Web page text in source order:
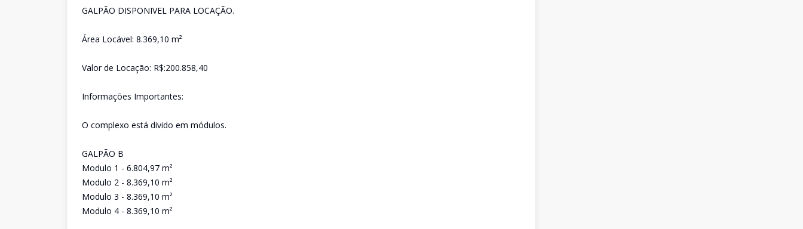
GALPÃO DISPONIVEL PARA LOCAÇÃO.
Área Locável: 8.369,10 m²
Valor de Locação: R$:200.858,40
Informações Importantes:
O complexo está divido em módulos.
GALPÃO B
Modulo 1 - 6.804,97 m²
Modulo 2 - 8.369,10 m²
Modulo 3 - 8.369,10 m²
Modulo 4 - 8.369,10 m²